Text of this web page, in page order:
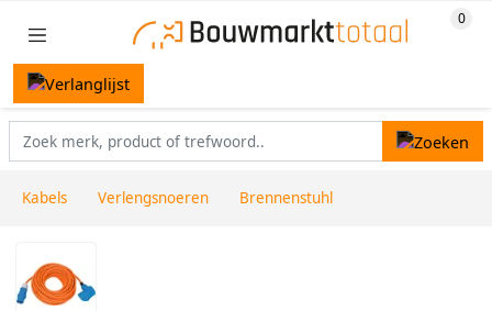
Kabels Verlengsnoeren Brennenstuhl